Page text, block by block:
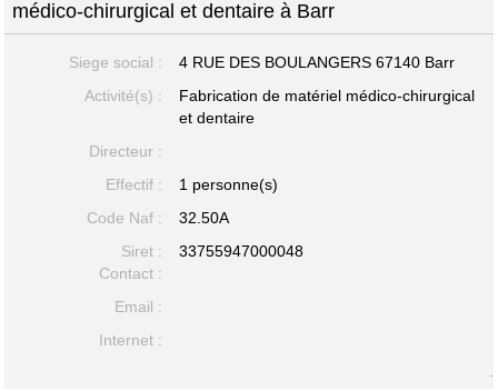
médico-chirurgical et dentaire à Barr
Siege social : 4 RUE DES BOULANGERS67140 Barr
Activité(s) :
Fabrication de matériel médico-chirurgical
et dentaire
Directeur :
Effectif :
1 personne(s)
Code Naf :
32.50A
Siret :
33755947000048
Contact :
Email :
Internet :
-